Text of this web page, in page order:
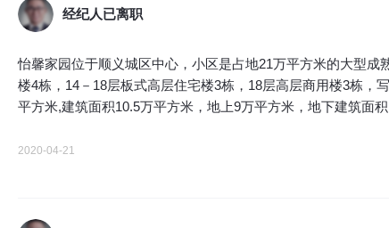
经纪人已离职
怡馨家园位于顺义城区中心，小区是占地21万平方米的大型
楼4栋，14－18层板式高层住宅楼3栋，18层高层商用楼3栋，
平方米,建筑面积10.5万平方米，地上9万平方米，地下建筑面
2020-04-21